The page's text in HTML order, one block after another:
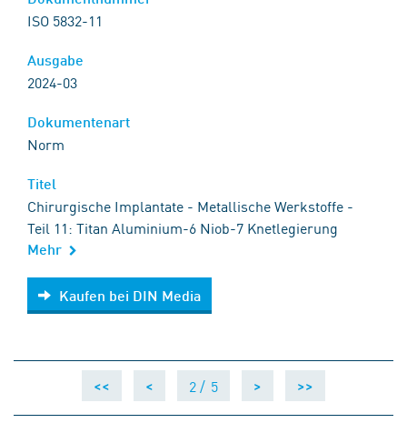
ISO 5832-11
2024-03
Norm
Chirurgische Implantate - Metallische Werkstoffe -
Teil 11: Titan Aluminium-6 Niob-7 Knetlegierung
Mehr
Kaufen bei DIN Media
Kaufen bei DIN Media
<< < 2 / 5 > >>